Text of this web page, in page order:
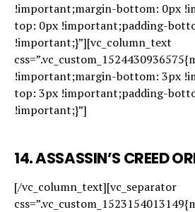
!important;margin-bottom: 0px
top: 0px !important;padding-
!important;}”][vc_column_text
!important;margin-bottom: 3px
top: 3px !important;padding-
!important;}”]
14. ASSASSIN’S CREED
[/vc_column_text][vc_separator